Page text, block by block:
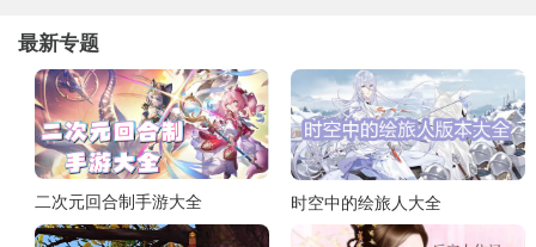
最新专题
二次元回合制手游大全 时空中的绘旅人大全